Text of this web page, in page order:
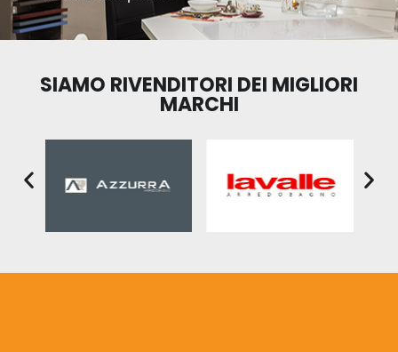
SIAMO RIVENDITORI DEI MIGLIORI
MARCHI